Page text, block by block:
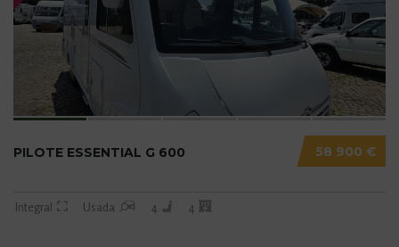
58 900 €
PILOTE ESSENTIAL G 600
Integral Usada 4 4